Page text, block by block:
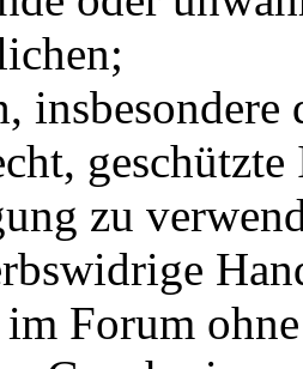
geschützte
zu
Forum